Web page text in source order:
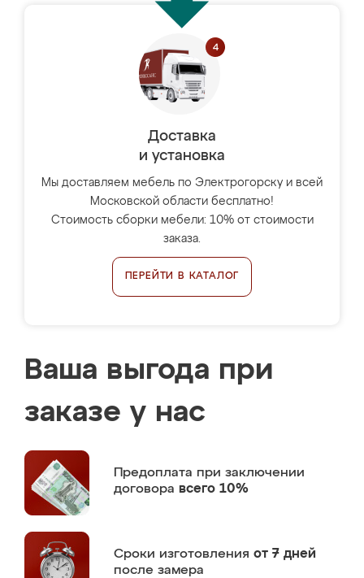
Доставка
и установка
Мы доставляем мебель по Электрогорску и всей
Московской области бесплатно!
Стоимость сборки мебели: 10% от стоимости
заказа.
ПЕРЕЙТИ В КАТАЛОГ
Ваша выгода при
заказе у нас
Предоплата при заключении
договора всего 10%
Сроки изготовления от 7 дней
после замера